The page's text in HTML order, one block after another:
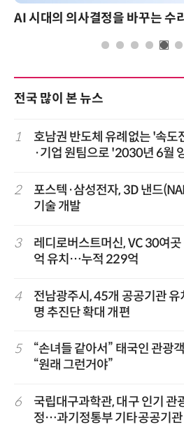
전국 많이 본 뉴스
1
호남권 반도체 유례없는 '속
·기업 원팀으로 '2030년 6월
2
포스텍·삼성전자, 3D 낸드
기술 개발
3
레디로버스트머신, VC 30여
억 유치…누적 229억
4
전남광주시, 45개 공공기관
명 추진단 확대 개편
5
“손녀들 같아서” 태국인 관광
“원래 그런거야”
6
국립대구과학관, 대구 인기 관
정…과기정통부 기타공공기관